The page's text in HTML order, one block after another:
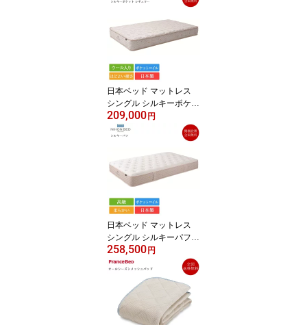
ルベッド シングルベッド
フレーム シングルフレー
ム フレーム フレームの
み 日本製 白 ホワイト か
のこ 宮付き 棚付き コン
セント 照明 棚 宮棚
日本ベッド マットレス
シングル シルキーポケッ
トレギュラー ウール入り
| 正規品 高級マットレス
シルキーポケット シング
ルベッド シングルマット
レス ベッドマットレス
日本製 国産 ポケットコ
209,000円
日本ベッド マットレス
シングル シルキーパフ |
正規品 シルキーポケット
シルキーパフ シングルベ
ッド シングルマットレス
ベッドマットレス 日本製
国産 ポケットコイル 柔
らかい やわらかい
258,500円